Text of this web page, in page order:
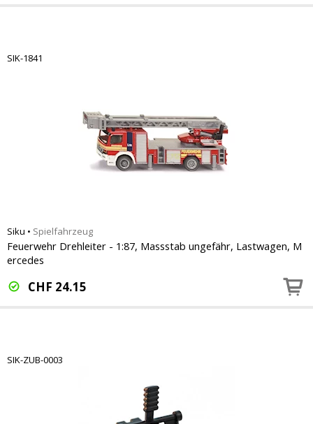
SIK-1841
Siku • Spielfahrzeug
Feuerwehr Drehleiter - 1:87, Massstab ungefähr, Lastwagen, M
ercedes
CHF 24.15
SIK-ZUB-0003